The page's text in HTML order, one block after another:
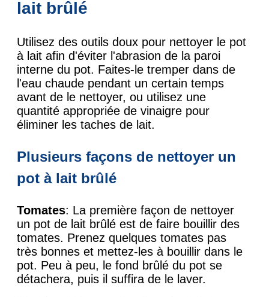
lait brûlé
Utilisez des outils doux pour nettoyer le pot
à lait afin d'éviter l'abrasion de la paroi
interne du pot. Faites-le tremper dans de
l'eau chaude pendant un certain temps
avant de le nettoyer, ou utilisez une
quantité appropriée de vinaigre pour
éliminer les taches de lait.
Plusieurs façons de nettoyer un
pot à lait brûlé
Tomates: La première façon de nettoyer
un pot de lait brûlé est de faire bouillir des
tomates. Prenez quelques tomates pas
très bonnes et mettez-les à bouillir dans le
pot. Peu à peu, le fond brûlé du pot se
détachera, puis il suffira de le laver.